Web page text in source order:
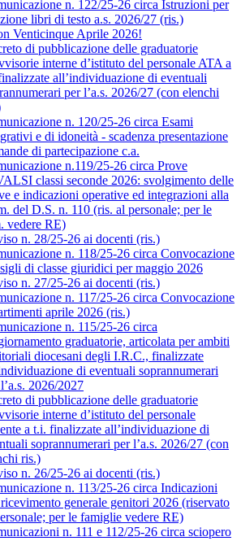
n. 122/25-26 circa Istruzioni per
libri di testo a.s. 2026/27 (ris.)
Venticinque Aprile 2026!
di pubblicazione delle graduatorie
interne d’istituto del personale ATA a
all’individuazione di eventuali
per l’a.s. 2026/27 (con elenchi
n. 120/25-26 circa Esami
e di idoneità - scadenza presentazione
di partecipazione c.a.
n.119/25-26 circa Prove
classi seconde 2026: svolgimento delle
e indicazioni operative ed integrazioni alla
del D.S. n. 110 (ris. al personale; per le
vedere RE)
n. 28/25-26 ai docenti (ris.)
n. 118/25-26 circa Convocazione
di classe giuridici per maggio 2026
n. 27/25-26 ai docenti (ris.)
n. 117/25-26 circa Convocazione
aprile 2026 (ris.)
n. 115/25-26 circa
graduatorie, articolata per ambiti
diocesani degli I.R.C., finalizzate
di eventuali soprannumerari
2026/2027
di pubblicazione delle graduatorie
interne d’istituto del personale
a t.i. finalizzate all’individuazione di
soprannumerari per l’a.s. 2026/27 (con
ris.)
n. 26/25-26 ai docenti (ris.)
n. 113/25-26 circa Indicazioni
generale genitori 2026 (riservato
per le famiglie vedere RE)
n. 111 e 112/25-26 circa sciopero